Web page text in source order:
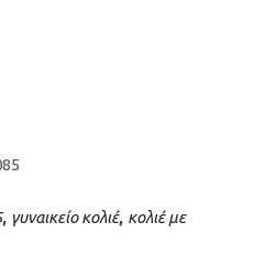
, γυναικείο κολιέ, κολιέ με